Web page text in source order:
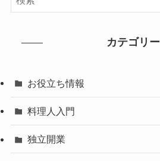
カテゴリー
お役立ち情報
料理人入門
独立開業